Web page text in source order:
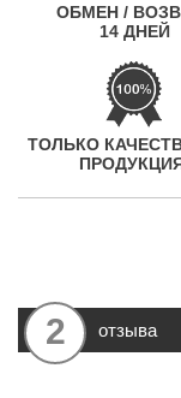
ОБМЕН /
14 ДНЕЙ
ТОЛЬКО
2 отзыва